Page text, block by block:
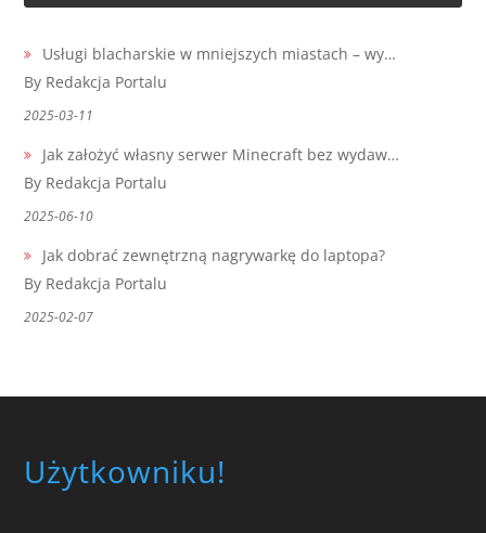
Usługi blacharskie w mniejszych miastach – wy…
By Redakcja Portalu
2025-03-11
Jak założyć własny serwer Minecraft bez wydaw…
By Redakcja Portalu
2025-06-10
Jak dobrać zewnętrzną nagrywarkę do laptopa?
By Redakcja Portalu
2025-02-07
Użytkowniku!